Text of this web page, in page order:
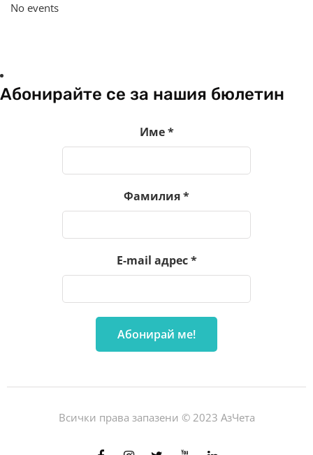
No events
Абонирайте се за нашия бюлетин
Име*
Фамилия*
E-mail адрес*
Всички права запазени © 2023 АзЧета